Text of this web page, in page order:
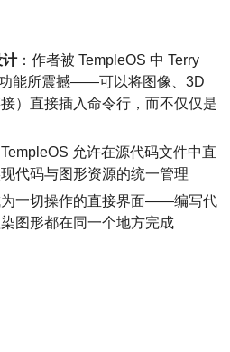
计：作者被 TempleOS 中 Terry
能所震撼——可以将图像、3D
）直接插入命令行，而不仅仅是
TempleOS 允许在源代码文件中直
代码与图形资源的统一管理
为一切操作的直接界面——编写代
图形都在同一个地方完成